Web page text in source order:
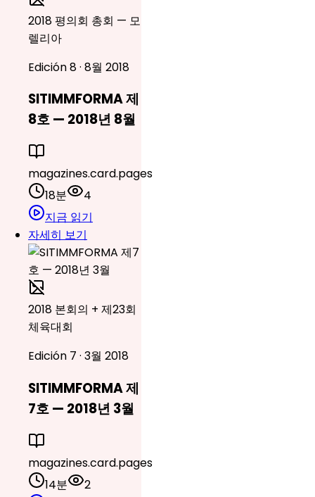
2018 평의회 총회 — 모
렐리아
Edición 8 · 8월 2018
SITIMMFORMA 제
8호 — 2018년 8월
magazines.card.pages
18분
4
지금 읽기
자세히 보기
2018 본회의 + 제23회
체육대회
Edición 7 · 3월 2018
SITIMMFORMA 제
7호 — 2018년 3월
magazines.card.pages
14분
2